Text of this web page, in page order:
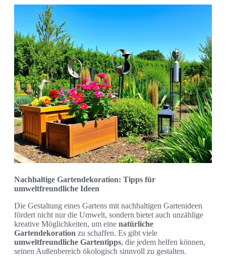
Nachhaltige Gartendekoration: Tipps für
umweltfreundliche Ideen
Die Gestaltung eines Gartens mit nachhaltigen Gartenideen
fördert nicht nur die Umwelt, sondern bietet auch unzählige
kreative Möglichkeiten, um eine natürliche
Gartendekoration zu schaffen. Es gibt viele
umweltfreundliche Gartentipps, die jedem helfen können,
seinen Außenbereich ökologisch sinnvoll zu gestalten.